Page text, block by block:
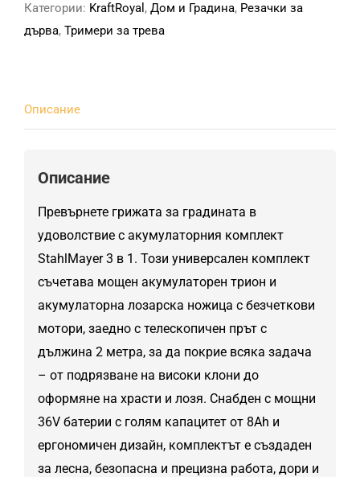
Категории: KraftRoyal , Дом и Градина, Резачки за
дърва, Тримери за трева
Описание
Описание
Превърнете грижата за градината в
удоволствие с акумулаторния комплект
StahlMayer 3 в 1. Този универсален комплект
съчетава мощен акумулаторен трион и
акумулаторна лозарска ножица с безчеткови
мотори, заедно с телескопичен прът с
дължина 2 метра, за да покрие всяка задача
– от подрязване на високи клони до
оформяне на храсти и лозя. Снабден с мощни
36V батерии с голям капацитет от 8Ah и
ергономичен дизайн, комплектът е създаден
за лесна, безопасна и прецизна работа, дори и